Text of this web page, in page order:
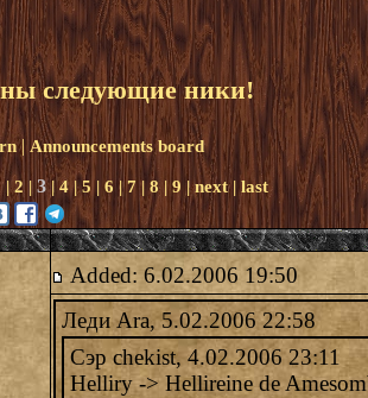
следующие ники!
| Announcements board
|2 | 3| 4|5 | 6 |7 | 8| 9 |next| last
Added: 6.02.2006 19:50
Леди Ara, 5.02.2006 22:58
Сэр chekist, 4.02.2006 23:11
Helliry -> Hellireine de